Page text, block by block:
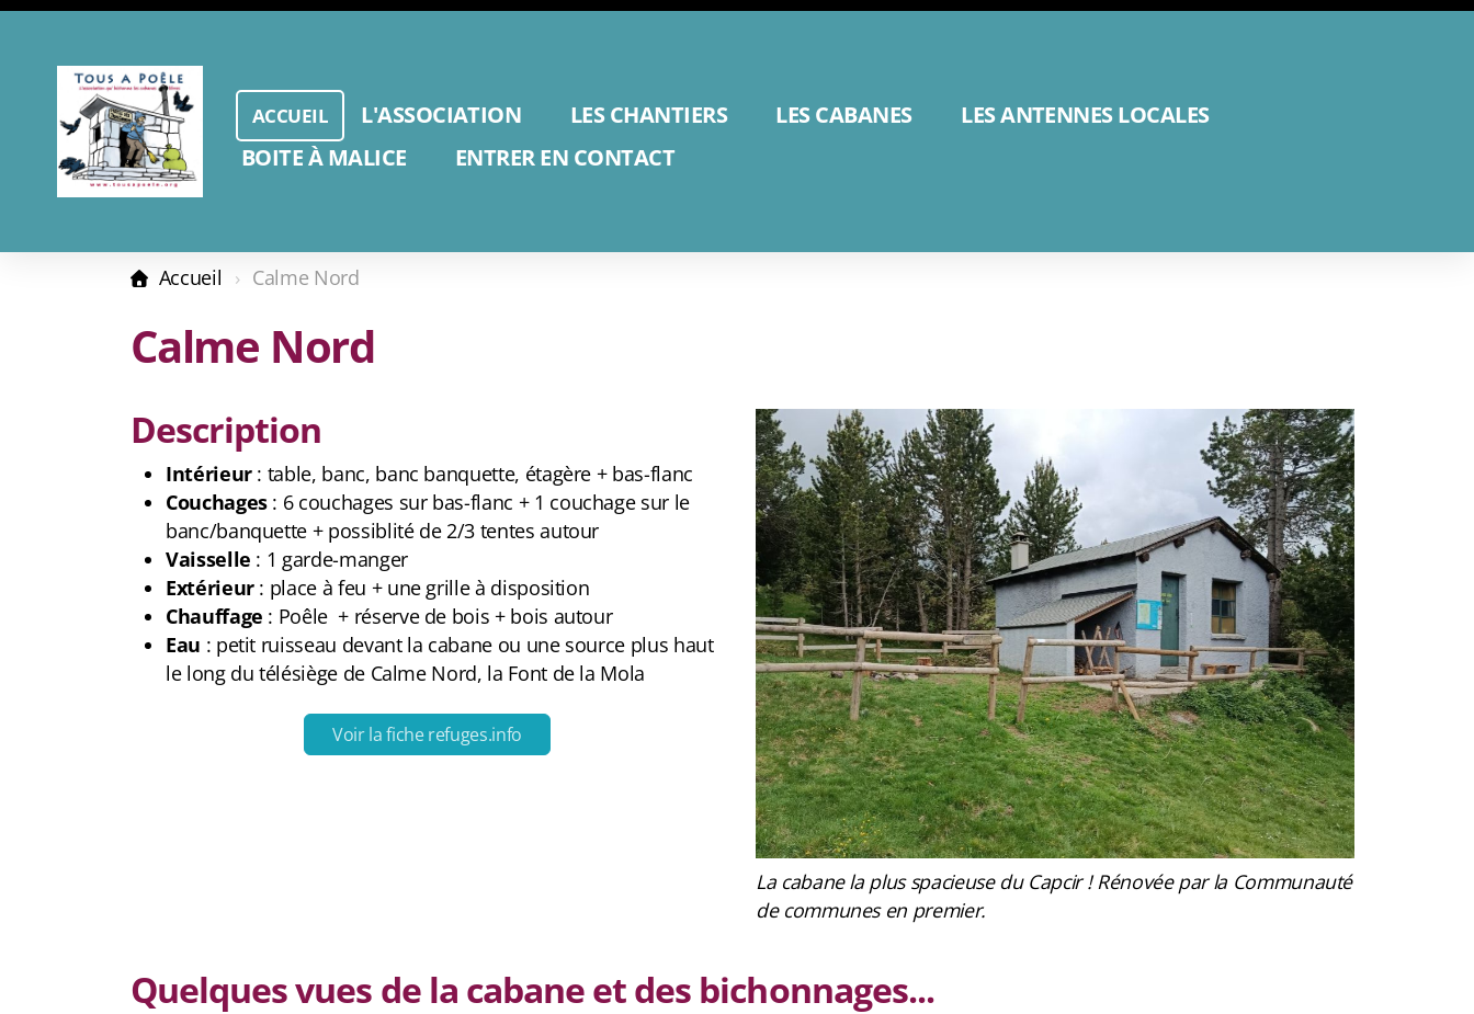
ACCUEIL L'ASSOCIATION LES CHANTIERS LES CABANES
LES ANTENNES LOCALES
BOITE À MALICE
ENTRER EN CONTACT
Accueil Calme Nord
Calme Nord
Description
Intérieur: table, banc, banc banquette, étagère + bas-flanc
Couchages: 6 couchages sur bas-flanc + 1 couchage sur le
banc/banquette + possiblité de 2/3 tentes autour
Vaisselle : 1 garde-manger
Extérieur: place à feu + une grille à disposition
Chauffage : Poêle + réserve de bois + bois autour
Eau : petit ruisseau devant la cabane ou une source plus haut
le long du télésiège de Calme Nord, la Font de la Mola
Voir la fiche refuges.info
La cabane la plus spacieuse du Capcir !Rénovée par la Communauté
de communes en premier.
Quelques vues de la cabane et des bichonnages...